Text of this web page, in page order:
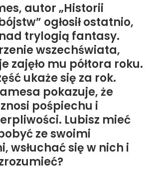
autor „Historii
ogłosił ostatnio,
trylogią fantasy.
wszechświata,
zajęło mu półtora roku.
ukaże się za rok.
pokazuje, że
pośpiechu i
Lubisz mieć
ze swoimi
wsłuchać się w nich i